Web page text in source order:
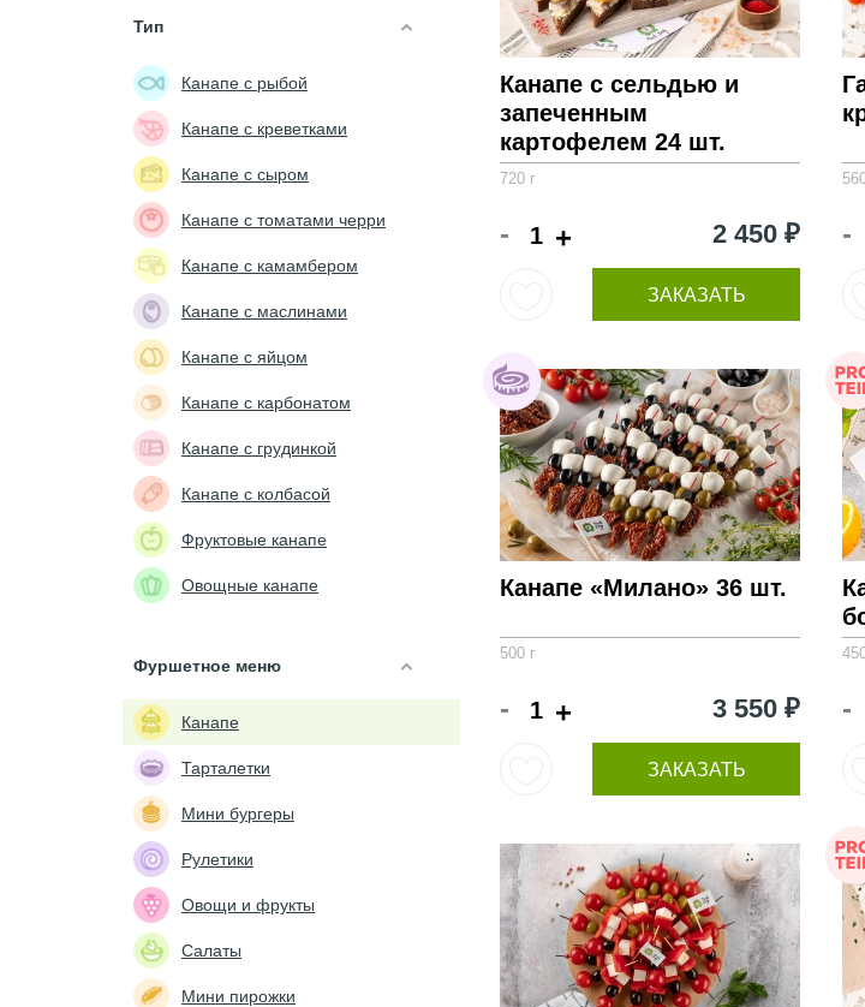
Тип
Канапе с рыбой
Канапе с креветками
Канапе с сыром
Канапе с томатами черри
Канапе с камамбером
Канапе с маслинами
Канапе с яйцом
Канапе с карбонатом
Канапе с грудинкой
Канапе с колбасой
Фруктовые канапе
Овощные канапе
Фуршетное меню
Канапе
Тарталетки
Мини бургеры
Рулетики
Овощи и фрукты
Салаты
Мини пирожки
Канапе с сельдью и
запеченным
картофелем 24 шт.
720 г
- + 2 450 ₽
ЗАКАЗАТЬ
-
Канапе «Милано» 36 шт.
500 г
- + 3 550 ₽
ЗАКАЗАТЬ
-